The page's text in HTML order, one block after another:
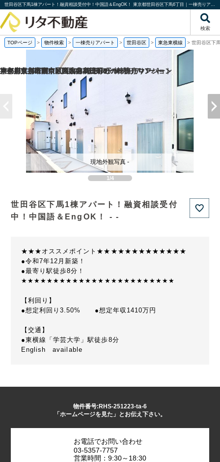
世田谷区下馬1棟アパート！融資相談受付中！中国語＆EngOK！ 東京都世田谷区下馬6丁目｜一棟売りアパート｜投資物件や収益物件｜株式会社リタ不動産
検索
TOPページ > 物件検索 > 一棟売りアパート > 世田谷区 > 東急東横線 > 世田谷区下
1/4
現地外観写真 -
世田谷区下馬1棟アパート！融資相談受付
中！中国語＆EngOK！ - -
★★★オススメポイント★★★★★★★★★★★★★
●令和7年12月新築！
●最寄り駅徒歩8分！
★★★★★★★★★★★★★★★★★★★★★★★★
【利回り】
●想定利回り3.50% ●想定年収1410万円
【交通】
●東横線「学芸大学」駅徒歩8分
English available
物件番号:RHS-251223-ta-6
「ホームページを見た」とお伝え下さい。
お電話でお問い合わせ
03-5357-7757
営業時間：9:30～18:30
京都府京都市西京区嵐山谷ケ辻子町の一棟売りアパート
京都府京都市右京区西院南高田町の一棟売りマンション
東京都文京区関口1丁目の1棟売りビル
神奈川県川崎市中原区木月3丁目の一棟売りアパート